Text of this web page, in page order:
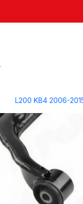
L200 KB4 2006-
Bandeja